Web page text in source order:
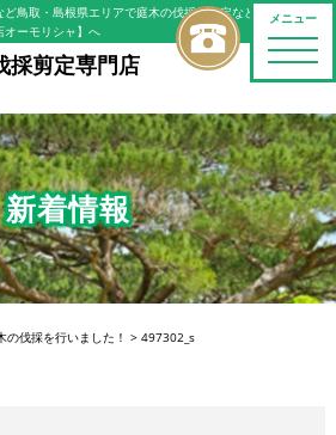
メニュー
toggle
鳥取・島根県エリアで庭木の伐採・剪定などの植木屋/造
オーモリシャ】へ
採剪定専門店
新着情報
の伐採を行いました！ > 497302_s